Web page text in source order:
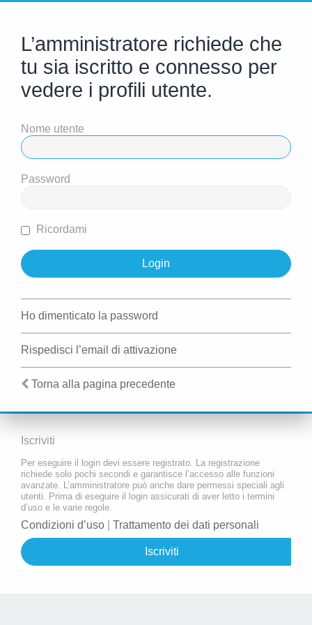
L’amministratore richiede che
tu sia iscritto e connesso per
vedere i profili utente.
Nome utente
Password
Ricordami
Ho dimenticato la password
Rispedisci l’email di attivazione
Torna alla pagina precedente
Iscriviti
Per eseguire il login devi essere registrato. La registrazione
richiede solo pochi secondi e garantisce l’accesso alle funzioni
avanzate. L’amministratore può anche dare permessi speciali agli
utenti. Prima di eseguire il login assicurati di aver letto i termini
d’uso e le varie regole.
Condizioni d’uso Trattamento dei dati personali
Iscriviti